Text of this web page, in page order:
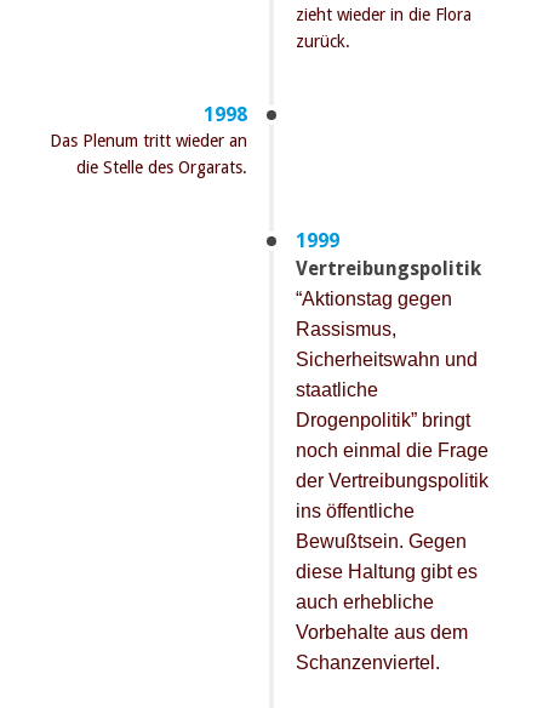
zieht wieder in die Flora
zurück.
1998
Das Plenum tritt wieder an
die Stelle des Orgarats.
1999
Vertreibungspolitik
“Aktionstag gegen
Rassismus,
Sicherheitswahn und
staatliche
Drogenpolitik” bringt
noch einmal die Frage
der Vertreibungspolitik
ins öffentliche
Bewußtsein. Gegen
diese Haltung gibt es
auch erhebliche
Vorbehalte aus dem
Schanzenviertel.